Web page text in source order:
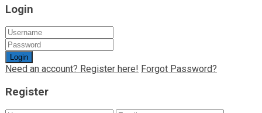
Login
Login
Need an account? Register here! Forgot Password?
Register